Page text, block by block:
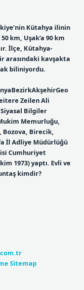
Kütahya ilinin
km, Uşak’a 90 km
İlçe, Kütahya-
arasındaki kavşakta
biliniyordu.
Zeilen Ali
Bilgiler
Memurluğu,
Bozova, Birecik,
İl Adliye Müdürlüğü
Cumhuriyet
1973) yaptı. Evli ve
kimdir?
Sitemap